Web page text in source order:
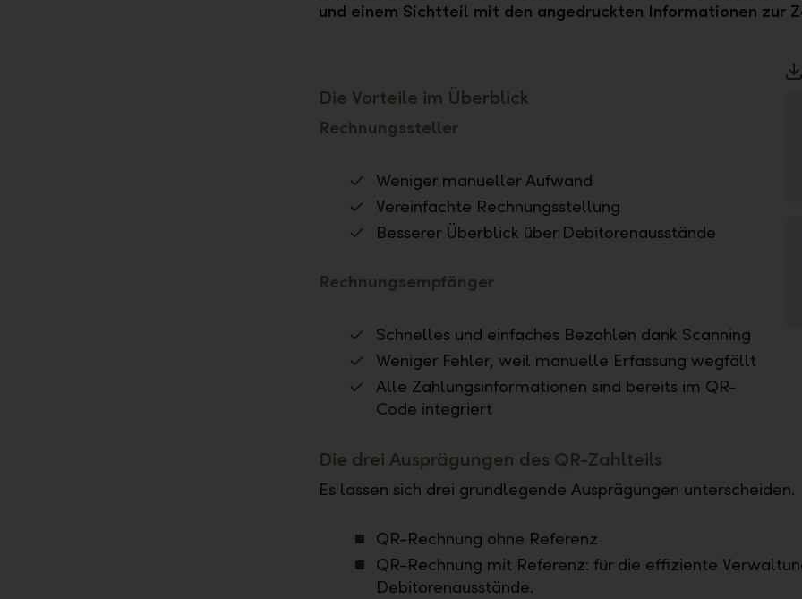
und einem Sichtteil mit den angedruckten Informationen zur
Die Vorteile im Überblick
Rechnungssteller
Weniger manueller Aufwand
Vereinfachte Rechnungsstellung
Besserer Überblick über Debitorenausstände
Rechnungsempfänger
Schnelles und einfaches Bezahlen dank Scanning
Weniger Fehler, weil manuelle Erfassung wegfällt
Alle Zahlungsinformationen sind bereits im QR-
Code integriert
Die drei Ausprägungen des QR-Zahlteils
Es lassen sich drei grundlegende Ausprägungen unterscheiden.
QR-Rechnung ohne Referenz
QR-Rechnung mit Referenz: für die effiziente
Debitorenausstände.